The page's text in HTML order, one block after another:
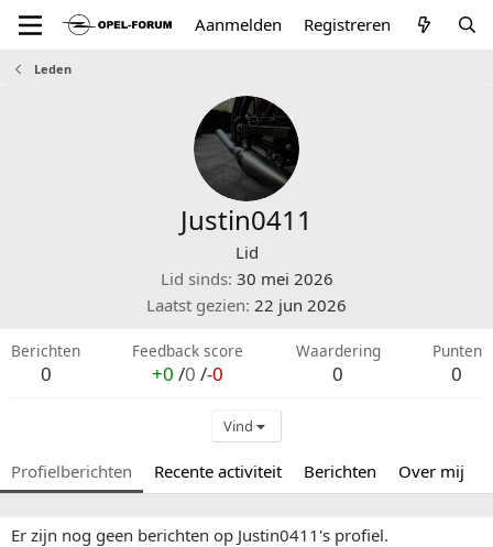
Aanmelden Registreren
Leden
Justin0411
Lid
Lid sinds 30 mei 2026
Laatst gezien 22 jun 2026
Berichten
0
Feedback score
+0 /0 /-0
Waardering
0
Punten
0
Vind
Profielberichten Recente activiteit Berichten Over mij
Er zijn nog geen berichten op Justin0411's profiel.